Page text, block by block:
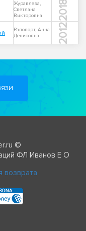
Журавлева,
Светлана
Викторовна
2018
Рапопорт, Анна
Денисовна
2012
©
ФЛ Иванов Е О
возврата